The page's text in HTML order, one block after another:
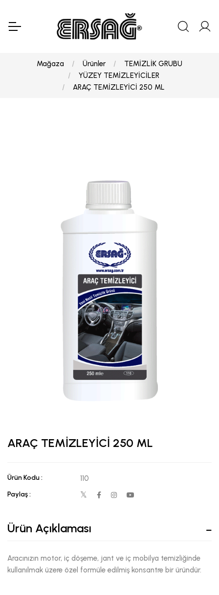
Mağaza Ürünler
TEMİZLİK GRUBU
YÜZEY TEMİZLEYİCİLER
ARAÇ TEMİZLEYİCİ 250 ML
ARAÇ TEMİZLEYİCİ 250 ML
Ürün Kodu : 110
Paylaş :
Ürün Açıklaması
Aracınızın motor, iç döşeme, jant ve iç mobilya temizliğinde
kullanılmak üzere özel formüle edilmiş konsantre bir üründür.